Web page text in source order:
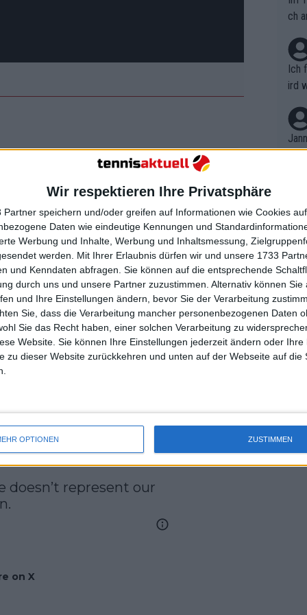
Wir respektieren Ihre Privatsphäre
Partner speichern und/oder greifen auf Informationen wie Cookies
Daten wie eindeutige Kennungen und
Werbung und Inhalte, Werbung und Inhaltsmessung,
werden. Mit Ihrer Erlaubnis dürfen wir und unsere 1733
und Kenndaten abfragen. Sie können auf die entsprechende
durch uns und unsere Partner zuzustimmen. Alternativ können Sie
und Ihre Einstellungen ändern, bevor Sie der Verarbeitung
Sie, dass die Verarbeitung mancher personenbezogenen Daten
Sie das Recht haben, einer solchen Verarbeitung zu
Website. Sie können Ihre Einstellungen jederzeit ändern oder Ihre
zu dieser Website zurückkehren und unten auf der Webseite auf die
OPTIONEN ZUSTIMMEN
ist ein Nazi": Seyboth Wild
schreckliche Nachrichten an
Journalisten zu beantworten, und in
zwischen dem
veröffentlicht, in denen er stolz
zu Kritik der Fans geführt.
Mutter... war Hitlers Vorgänger....
und Hitler das Leben lehrte",
doesn’t represent our
on X
ch
Ich
ird
r in
em
t,
B.
on
uss
mal
des
n
nt.
kel